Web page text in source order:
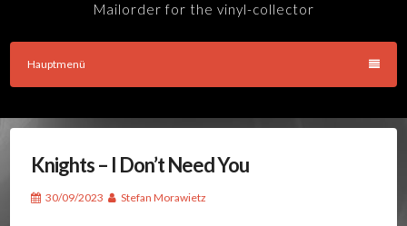
Mailorder for the vinyl-collector
Hauptmenü
Knights – I Don’t Need You
30/09/2023 Stefan Morawietz